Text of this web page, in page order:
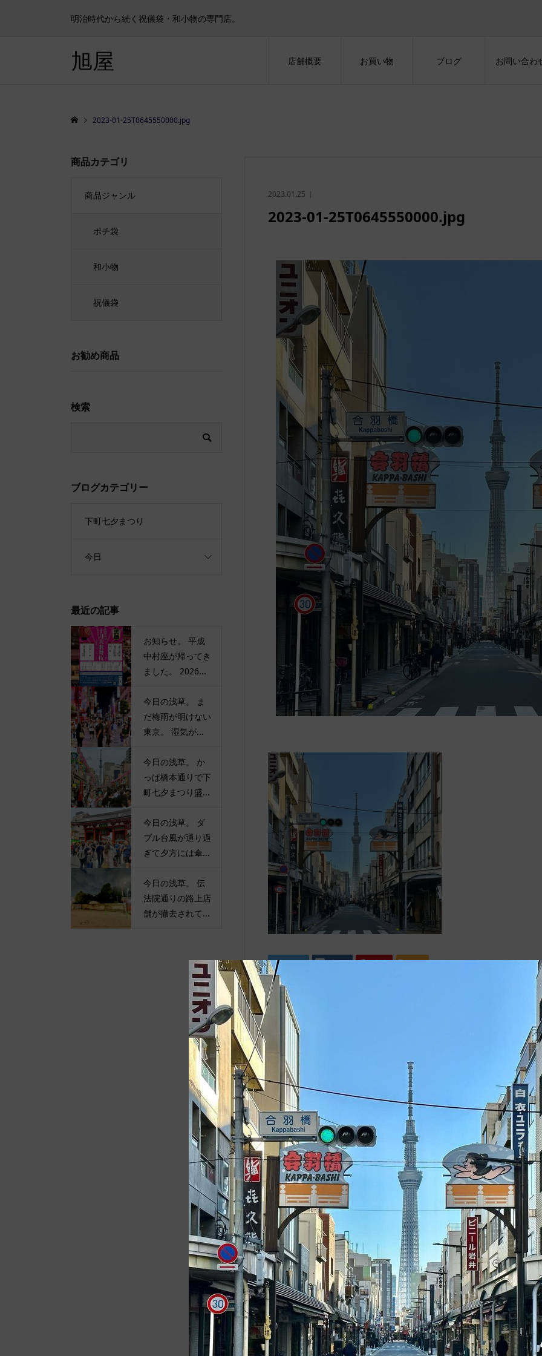
明治時代から続く祝儀袋・和小物の専門店。
旭屋 店舗概要 お買い物 ブログ お問い合わ
2023-01-25T0645550000.jpg
2023.01.25
2023-01-25T0645550000.jpg
Tweet Share Pin it RSS
商品カテゴリ
商品ジャンル
ポチ袋
和小物
祝儀袋
お勧め商品
検索
ブログカテゴリー
下町七夕まつり
今日
最近の記事
お知らせ。 平成
中村座が帰ってき
ました。 2026...
今日の浅草。 ま
だ梅雨が明けない
東京。 湿気が...
今日の浅草。 か
っぱ橋本通りで下
町七夕まつり盛...
今日の浅草。 ダ
ブル台風が通り過
ぎて夕方には傘...
今日の浅草。 伝
法院通りの路上店
舗が撤去されて...